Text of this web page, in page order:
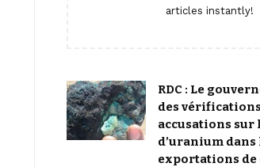
articles instantly!
RDC : Le
des
accusations sur
d’uranium dans
exportations de